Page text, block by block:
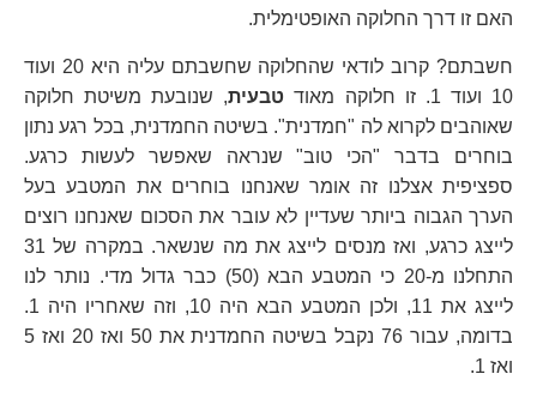
האם זו דרך החלוקה האופטימלית.
חשבתם? קרוב לודאי שהחלוקה שחשבתם עליה היא 20 ועוד
10 ועוד 1. זו חלוקה מאוד
טבעית, שנובעת משיטת חלוקה
שאוהבים לקרוא לה "חמדנית". בשיטה החמדנית, בכל רגע נתון
בוחרים בדבר "הכי טוב" שנראה שאפשר לעשות כרגע.
ספציפית אצלנו זה אומר שאנחנו בוחרים את המטבע בעל
הערך הגבוה ביותר שעדיין לא עובר את הסכום שאנחנו רוצים
לייצג כרגע, ואז מנסים לייצג את מה שנשאר. במקרה של 31
התחלנו מ-20 כי המטבע הבא (50) כבר גדול מדי. נותר לנו
לייצג את 11, ולכן המטבע הבא היה 10, וזה שאחריו היה 1.
בדומה, עבור 76 נקבל בשיטה החמדנית את 50 ואז 20 ואז 5
ואז 1.